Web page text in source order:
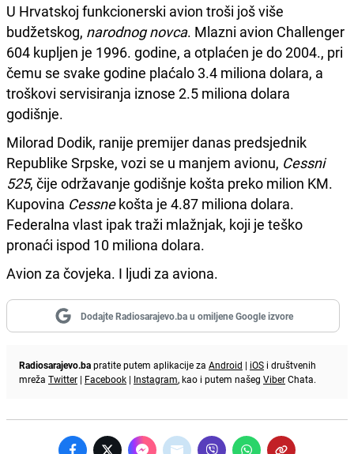
U Hrvatskoj funkcionerski avion troši još više
budžetskog, narodnog novca. Mlazni avion Challenger
604 kupljen je 1996. godine, a otplaćen je do 2004., pri
čemu se svake godine plaćalo 3.4 miliona dolara, a
troškovi servisiranja iznose 2.5 miliona dolara
godišnje.
Milorad Dodik, ranije premijer danas predsjednik
Republike Srpske, vozi se u manjem avionu, Cessni
525, čije održavanje godišnje košta preko milion KM.
Kupovina Cessnekošta je 4.87 miliona dolara.
Federalna vlast ipak traži mlažnjak, koji je teško
pronaći ispod 10 miliona dolara.
Avion za čovjeka. I ljudi za aviona.
Dodajte Radiosarajevo.ba u omiljene Google izvore
Radiosarajevo.bapratite putem aplikacije za Android | iOS i društvenih
mreža Twitter | Facebook | Instagram, kao i putem našeg ViberChata.